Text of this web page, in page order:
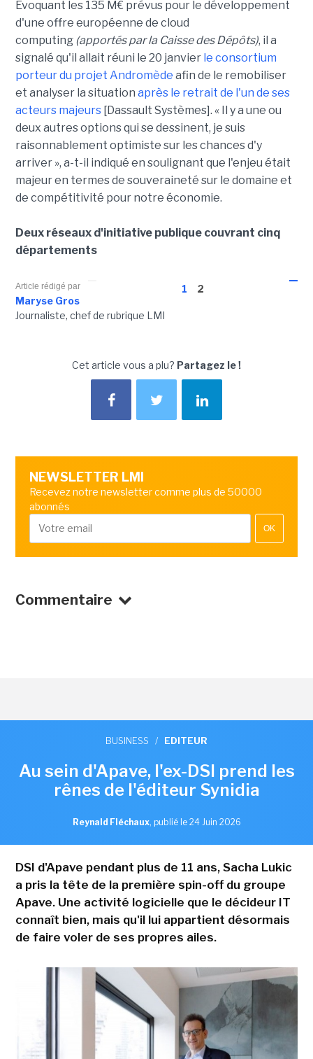
Evoquant les 135 M€ prévus pour le développement
d'une offre européenne de cloud
computing (apportés par la Caisse des Dépôts), il a
signalé qu'il allait réuni le 20 janvier le consortium
porteur du projet Andromède afin de le remobiliser
et analyser la situation après le retrait de l'un de ses
acteurs majeurs[Dassault Systèmes]. « Il y a une ou
deux autres options qui se dessinent, je suis
raisonnablement optimiste sur les chances d'y
arriver », a-t-il indiqué en soulignant que l'enjeu était
majeur en termes de souveraineté sur le domaine et
de compétitivité pour notre économie.
Deux réseaux d'initiative publique couvrant cinq
départements
1 2
Article rédigé par
Maryse Gros
Journaliste, chef de rubrique LMI
Cet article vous a plu? Partagez le !
NEWSLETTER LMI
Recevez notre newsletter comme plus de 50000
abonnés
OK
Commentaire
BUSINESS / EDITEUR
Au sein d'Apave, l'ex-DSI prend les
rênes de l'éditeur Synidia
Reynald Fléchaux, publié le 24 Juin 2026
DSI d'Apave pendant plus de 11 ans, Sacha Lukic
a pris la tête de la première spin-off du groupe
Apave. Une activité logicielle que le décideur IT
connaît bien, mais qu'il lui appartient désormais
de faire voler de ses propres ailes.